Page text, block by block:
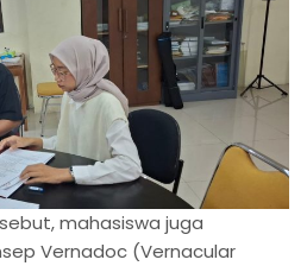
mahasiswa juga
Vernadoc (Vernacular